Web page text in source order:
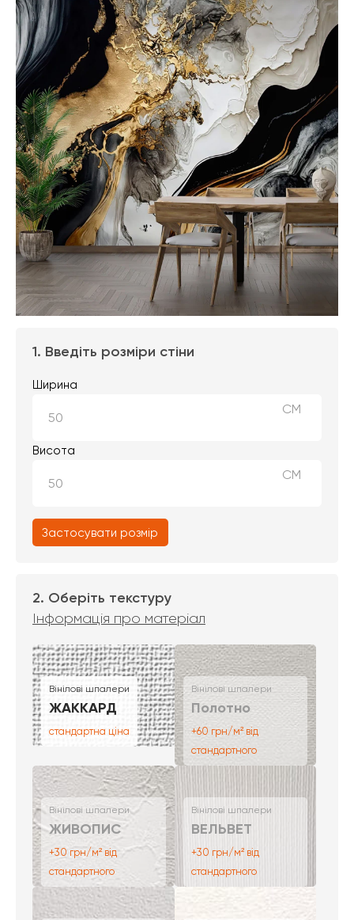
1. Введіть розміри стіни
Ширина
СМ
Висота
СМ
Застосувати розмір
2. Оберіть текстуру
Інформація про матеріал
Вінілові шпалери
ЖАККАРД
стандартна ціна
Вінілові шпалери
Полотно
+60 грн/м² від
стандартного
Вінілові шпалери
ЖИВОПИС
+30 грн/м² від
стандартного
Вінілові шпалери
ВЕЛЬВЕТ
+30 грн/м² від
стандартного